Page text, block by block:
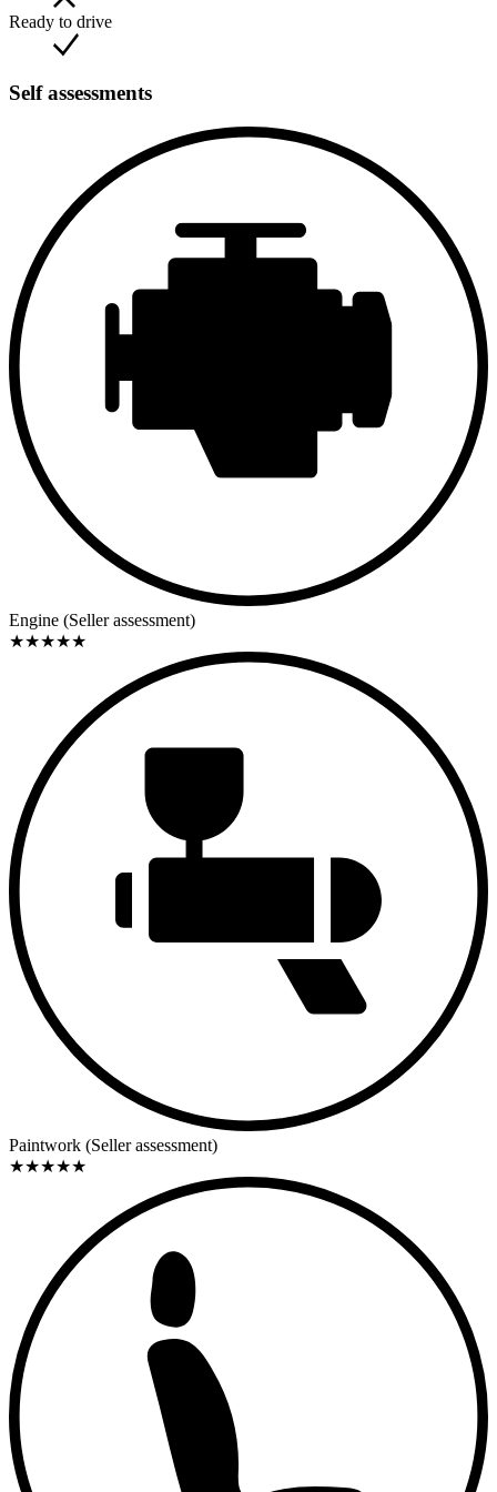
Model:VW Typ 82E
Year:
Engine:1131 cm³, 25 hp
80 km/h
Vehicle History:Fully documented, including delivery and
restoration records
The VW Typ 82E is a fascinating piece of history, representing a
blend of civilian and military vehicle engineering from the 1940s.
Today, it is a highly sought-after collector’s item for military and
automotive historians.
Ready to drive
Self assessments
Engine (Seller assessment)
★★★★★
Paintwork (Seller assessment)
★★★★★